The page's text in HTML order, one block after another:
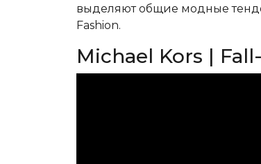
выделяют общие модные
Fashion.
Michael Kors |